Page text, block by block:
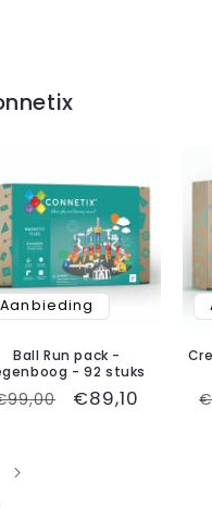
Aanbieding
Ball Run pack -
- 92 stuks
€89,10